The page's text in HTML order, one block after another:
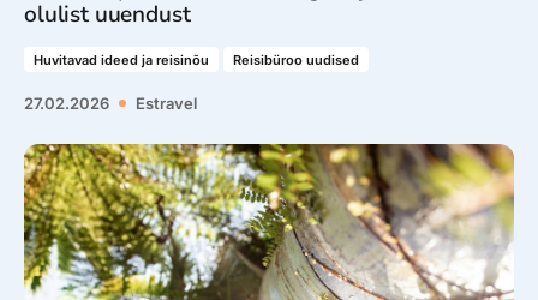
olulist uuendust
Huvitavad ideed ja reisinõu Reisibüroo uudised
27.02.2026 Estravel